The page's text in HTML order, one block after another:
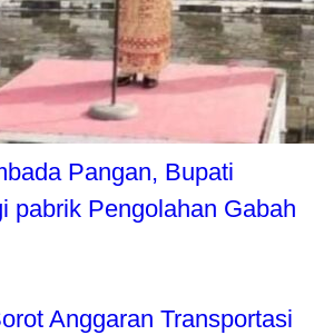
Pangan, Bupati
pabrik Pengolahan Gabah
Anggaran Transportasi